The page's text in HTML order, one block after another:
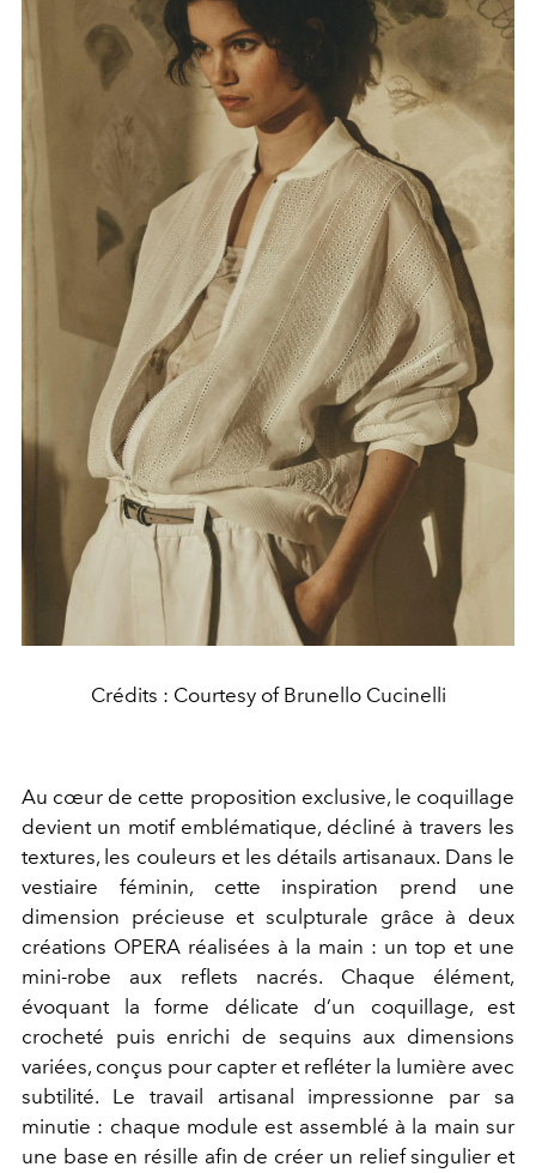
Crédits : Courtesy of Brunello Cucinelli
Au cœur de cette proposition exclusive, le coquillage
devient un motif emblématique, décliné à travers les
textures, les couleurs et les détails artisanaux. Dans le
vestiaire féminin, cette inspiration prend une
dimension précieuse et sculpturale grâce à deux
créations OPERA réalisées à la main : un top et une
mini-robe aux reflets nacrés. Chaque élément,
évoquant la forme délicate d’un coquillage, est
crocheté puis enrichi de sequins aux dimensions
variées, conçus pour capter et refléter la lumière avec
subtilité. Le travail artisanal impressionne par sa
minutie : chaque module est assemblé à la main sur
une base en résille afin de créer un relief singulier et